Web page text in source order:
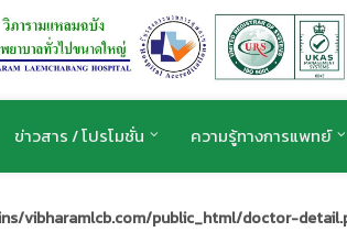
ข่าวสาร / โปรโมชั่น ความรู้ทางการแพทย์
vibharamlcb.com/public_html/doctor-